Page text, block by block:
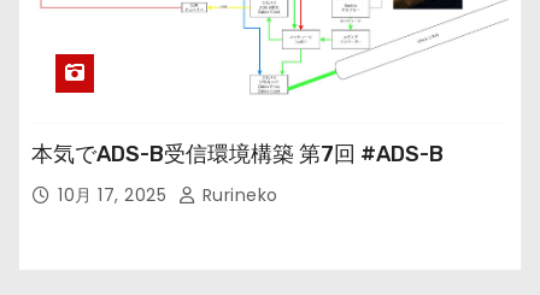
本気でADS-B受信環境構築 第7回 #ADS-B
10月 17, 2025 Rurineko